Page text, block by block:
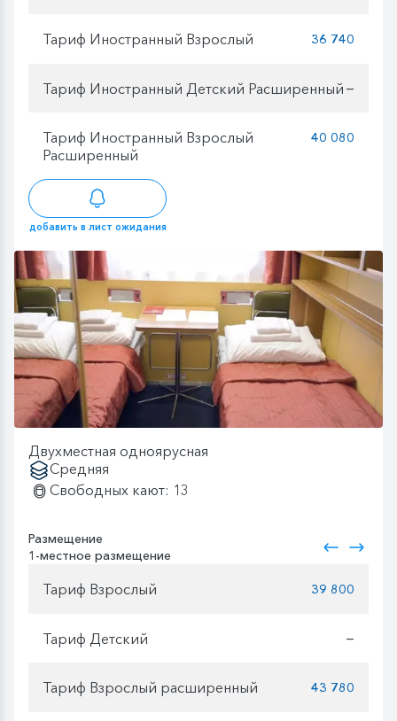
Тариф Иностранный Взрослый 36 740
Тариф Иностранный Детский Расширенный —
Тариф Иностранный Взрослый
Расширенный
40 080
добавить в лист ожидания
Двухместная одноярусная
Средняя
Свободных кают: 13
Размещение
1-местное размещение
Тариф Взрослый 39 800
Тариф Детский —
Тариф Взрослый расширенный 43 780